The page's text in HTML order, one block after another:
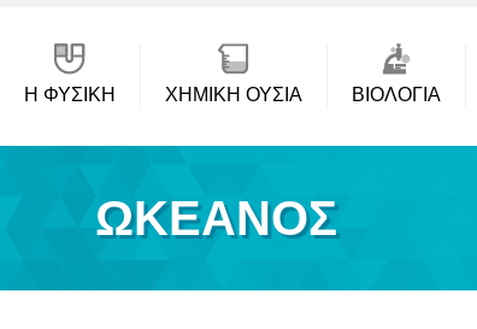
Η ΦΥΣΙΚΗ ΧΗΜΙΚΉ ΟΥΣΊΑ ΒΙΟΛΟΓΊΑ
ΩΚΕΑΝΌΣ